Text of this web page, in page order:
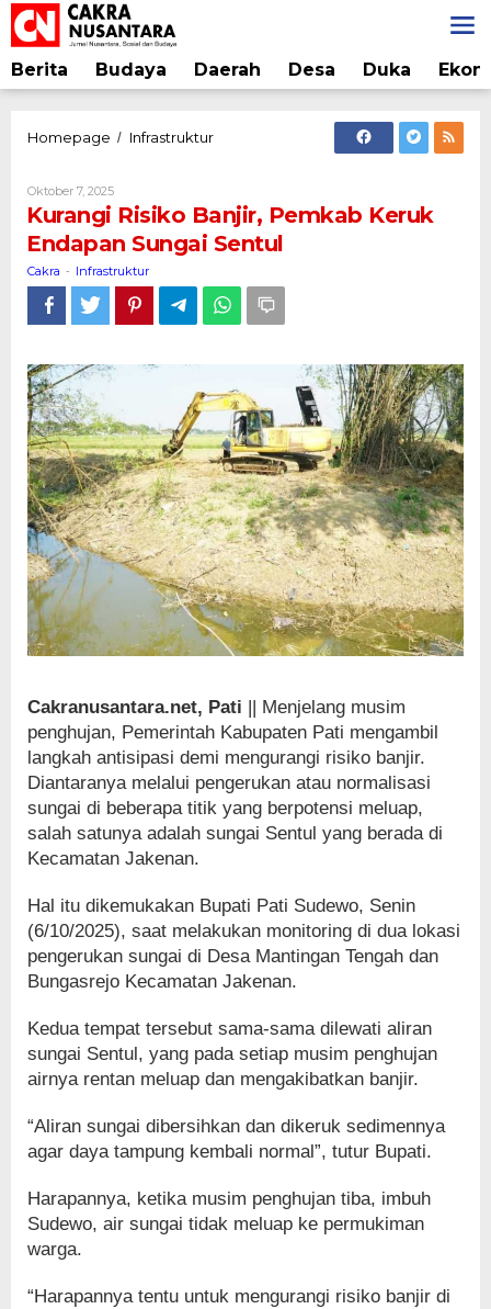
Lewati
ke
konten
Berita Budaya Daerah Desa Duka
Homepage / InfrastrukturKurangi
Pemkab
Keruk
Endapan
Sentul
Oktober 7, 2025Oleh
Cakra
Kurangi Risiko Banjir, Pemkab Keruk
Endapan Sungai Sentul
Cakra - Infrastruktur
Cakranusantara.net, Pati || Menjelang musim
penghujan, Pemerintah Kabupaten Pati mengambil
langkah antisipasi demi mengurangi risiko banjir.
Diantaranya melalui pengerukan atau normalisasi
sungai di beberapa titik yang berpotensi meluap,
salah satunya adalah sungai Sentul yang berada di
Kecamatan Jakenan.
Hal itu dikemukakan Bupati Pati Sudewo, Senin
(6/10/2025), saat melakukan monitoring di dua lokasi
pengerukan sungai di Desa Mantingan Tengah dan
Bungasrejo Kecamatan Jakenan.
Kedua tempat tersebut sama-sama dilewati aliran
sungai Sentul, yang pada setiap musim penghujan
airnya rentan meluap dan mengakibatkan banjir.
“Aliran sungai dibersihkan dan dikeruk sedimennya
agar daya tampung kembali normal”, tutur Bupati.
Harapannya, ketika musim penghujan tiba, imbuh
Sudewo, air sungai tidak meluap ke permukiman
warga.
“Harapannya tentu untuk mengurangi risiko banjir di